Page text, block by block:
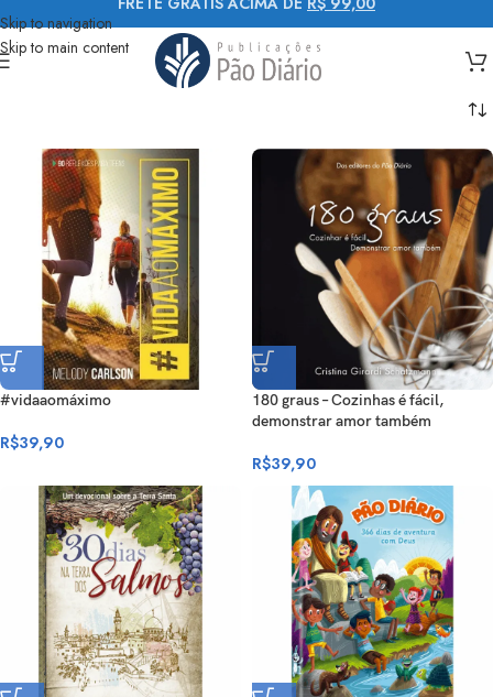
Skip to navigation
Skip to main content
#vidaaomáximo
R$39,90
180 graus – Cozinhas é fácil,
demonstrar amor também
R$39,90